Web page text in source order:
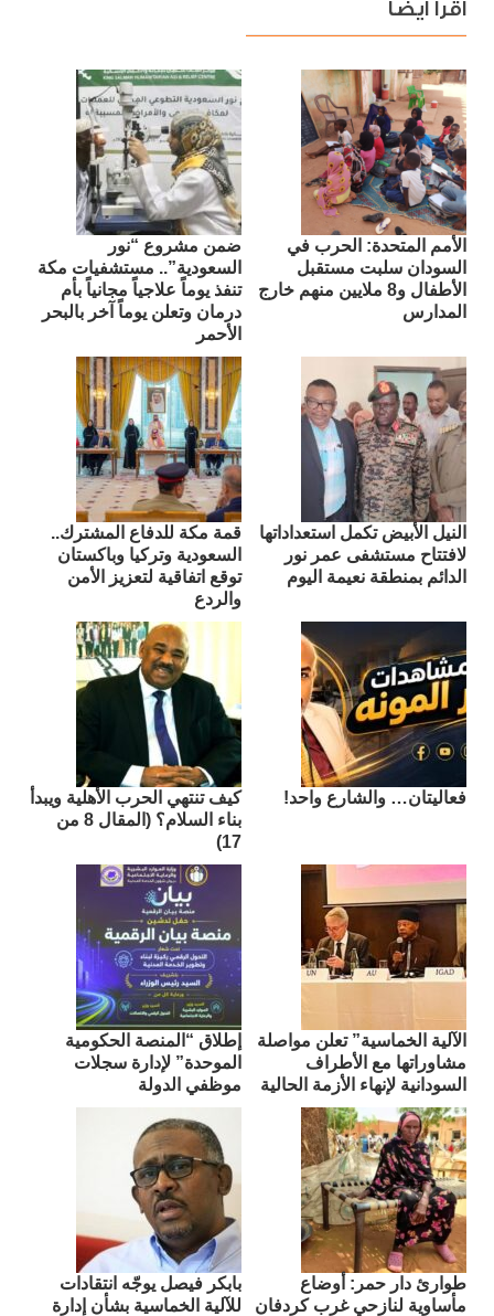
اقرأ ايضا
الأمم المتحدة: الحرب في
السودان سلبت مستقبل
الأطفال و8 ملايين منهم خارج
المدارس
ضمن مشروع “نور
السعودية”.. مستشفيات مكة
تنفذ يوماً علاجياً مجانياً بأم
درمان وتعلن يوماً آخر بالبحر
الأحمر
النيل الأبيض تكمل استعداداتها
لافتتاح مستشفى عمر نور
الدائم بمنطقة نعيمة اليوم
قمة مكة للدفاع المشترك..
السعودية وتركيا وباكستان
توقع اتفاقية لتعزيز الأمن
والردع
فعاليتان… والشارع واحد!
كيف تنتهي الحرب الأهلية ويبدأ
بناء السلام؟ (المقال 8 من
17)
الآلية الخماسية” تعلن مواصلة
مشاوراتها مع الأطراف
السودانية لإنهاء الأزمة الحالية
إطلاق “المنصة الحكومية
الموحدة” لإدارة سجلات
موظفي الدولة
طوارئ دار حمر: أوضاع
مأساوية لنازحي غرب كردفان
بابكر فيصل يوجّه انتقادات
للآلية الخماسية بشأن إدارة